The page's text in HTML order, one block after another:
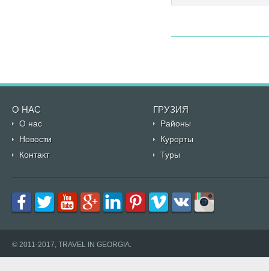
О НАС ГРУЗИЯ
О нас
Районы
Новости
Курорты
Контакт
Туры
© 2011-2017, TRAVEL IN GEORGIA.